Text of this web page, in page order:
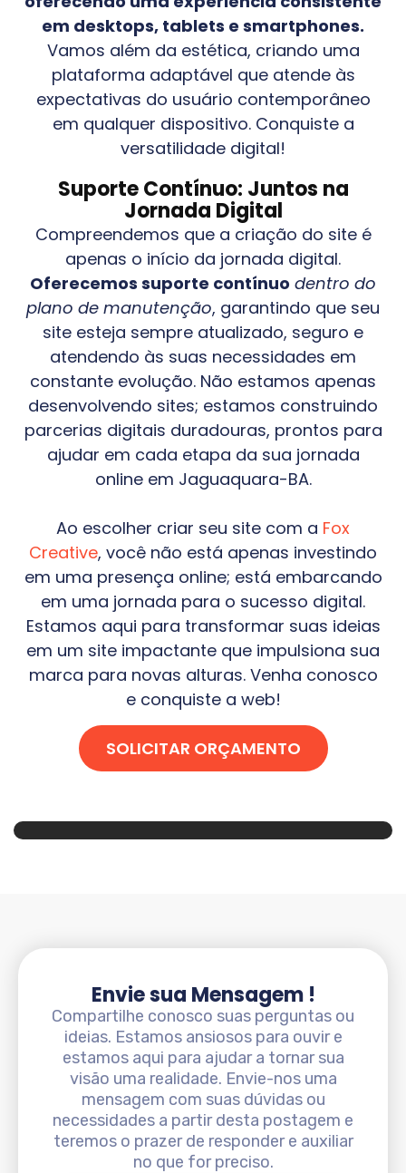
em desktops, tablets e smartphones.
Vamos além da estética, criando uma
plataforma adaptável que atende às
expectativas do usuário contemporâneo
em qualquer dispositivo. Conquiste a
versatilidade digital!
Suporte Contínuo: Juntos na
Jornada Digital
Compreendemos que a criação do site é
apenas o início da jornada digital.
Oferecemos suporte contínuo dentro do
plano de manutenção, garantindo que seu
site esteja sempre atualizado, seguro e
atendendo às suas necessidades em
constante evolução. Não estamos apenas
desenvolvendo sites; estamos construindo
parcerias digitais duradouras, prontos para
ajudar em cada etapa da sua jornada
online em Jaguaquara-BA.
Ao escolher criar seu site com a Fox
Creative, você não está apenas investindo
em uma presença online; está embarcando
em uma jornada para o sucesso digital.
Estamos aqui para transformar suas ideias
em um site impactante que impulsiona sua
marca para novas alturas. Venha conosco
e conquiste a web!
SOLICITAR ORÇAMENTO
Envie sua Mensagem !
Compartilhe conosco suas perguntas ou
ideias. Estamos ansiosos para ouvir e
estamos aqui para ajudar a tornar sua
visão uma realidade. Envie-nos uma
mensagem com suas dúvidas ou
necessidades a partir desta postagem e
teremos o prazer de responder e auxiliar
no que for preciso.